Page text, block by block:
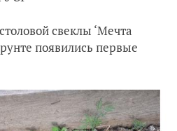
свеклы ‘Мечта
появились первые